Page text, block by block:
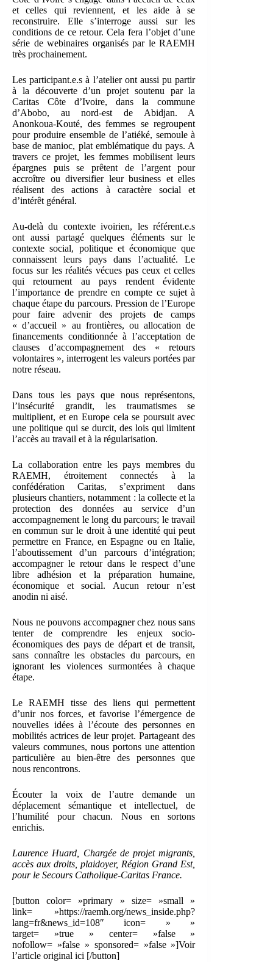
et celles qui reviennent, et les aide à se
reconstruire. Elle s’interroge aussi sur les
conditions de ce retour. Cela fera l’objet d’une
série de webinaires organisés par le RAEMH
très prochainement.
Les participant.e.s à l’atelier ont aussi pu partir
à la découverte d’un projet soutenu par la
Caritas Côte d’Ivoire, dans la commune
d’Abobo, au nord-est de Abidjan. A
Anonkoua-Kouté, des femmes se regroupent
pour produire ensemble de l’atiéké, semoule à
base de manioc, plat emblématique du pays. A
travers ce projet, les femmes mobilisent leurs
épargnes puis se prêtent de l’argent pour
accroître ou diversifier leur business et elles
réalisent des actions à caractère social et
d’intérêt général.
Au-delà du contexte ivoirien, les référent.e.s
ont aussi partagé quelques éléments sur le
contexte social, politique et économique que
connaissent leurs pays dans l’actualité. Le
focus sur les réalités vécues pas ceux et celles
qui retournent au pays rendent évidente
l’importance de prendre en compte ce sujet à
chaque étape du parcours. Pression de l’Europe
pour faire advenir des projets de camps
« d’accueil » au frontières, ou allocation de
financements conditionnée à l’acceptation de
clauses d’accompagnement des « retours
volontaires », interrogent les valeurs portées par
notre réseau.
Dans tous les pays que nous représentons,
l’insécurité grandit, les traumatismes se
multiplient, et en Europe cela se poursuit avec
une politique qui se durcit, des lois qui limitent
l’accès au travail et à la régularisation.
La collaboration entre les pays membres du
RAEMH, étroitement connectés à la
confédération Caritas, s’expriment dans
plusieurs chantiers, notamment : la collecte et la
protection des données au service d’un
accompagnement le long du parcours; le travail
en commun sur le droit à une identité qui peut
permettre en France, en Espagne ou en Italie,
l’aboutissement d’un parcours d’intégration;
accompagner le retour dans le respect d’une
libre adhésion et la préparation humaine,
économique et social. Aucun retour n’est
anodin ni aisé.
Nous ne pouvons accompagner chez nous sans
tenter de comprendre les enjeux socio-
économiques des pays de départ et de transit,
sans connaître les obstacles du parcours, en
ignorant les violences surmontées à chaque
étape.
Le RAEMH tisse des liens qui permettent
d’unir nos forces, et favorise l’émergence de
nouvelles idées à l’écoute des personnes en
mobilités actrices de leur projet. Partageant des
valeurs communes, nous portons une attention
particulière au bien-être des personnes que
nous rencontrons.
Écouter la voix de l’autre demande un
déplacement sémantique et intellectuel, de
l’humilité pour chacun. Nous en sortons
enrichis.
Laurence Huard, Chargée de projet migrants,
accès aux droits, plaidoyer, Région Grand Est,
pour le Secours Catholique-Caritas France.
[button color= »primary » size= »small »
link= »https://raemh.org/news_inside.php?
lang=fr&news_id=108″ icon= » »
target= »true » center= »false »
nofollow= »false » sponsored= »false »]Voir
l’article original ici [/button]